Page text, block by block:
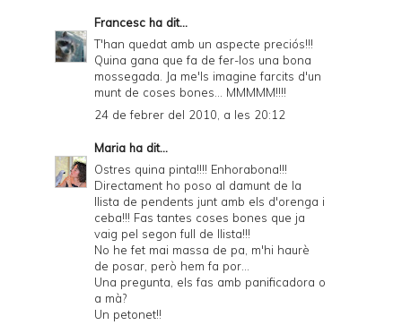
Francesc ha dit...
T'han quedat amb un aspecte preciós!!!
Quina gana que fa de fer-los una bona
mossegada. Ja me'ls imagine farcits d'un
munt de coses bones... MMMMM!!!!
24 de febrer del 2010, a les 20:12
Maria ha dit...
Ostres quina pinta!!!! Enhorabona!!!
Directament ho poso al damunt de la
llista de pendents junt amb els d'orenga i
ceba!!! Fas tantes coses bones que ja
vaig pel segon full de llista!!!
No he fet mai massa de pa, m'hi haurè
de posar, però hem fa por...
Una pregunta, els fas amb panificadora o
a mà?
Un petonet!!